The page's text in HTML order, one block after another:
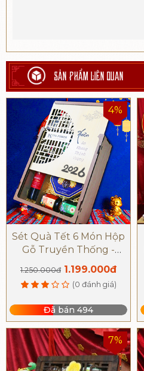
SẢN PHẨM LIÊN QUAN
4%
Sét Quà Tết 6 Món Hộp
Gỗ Truyền Thống -
G1666
1.250.000đ 1.199.000đ
(0 đánh giá)
Đã bán 494
7%